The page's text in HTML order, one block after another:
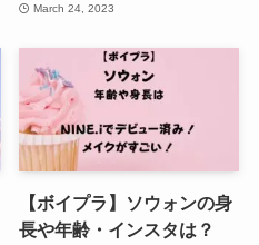
March 24, 2023
【ボイプラ】ソウォンの身
長や年齢・インスタは？